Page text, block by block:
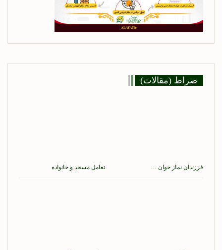
صراط (مقالات)
فرزندان نماز خوان … تعامل مسجد و خانواده